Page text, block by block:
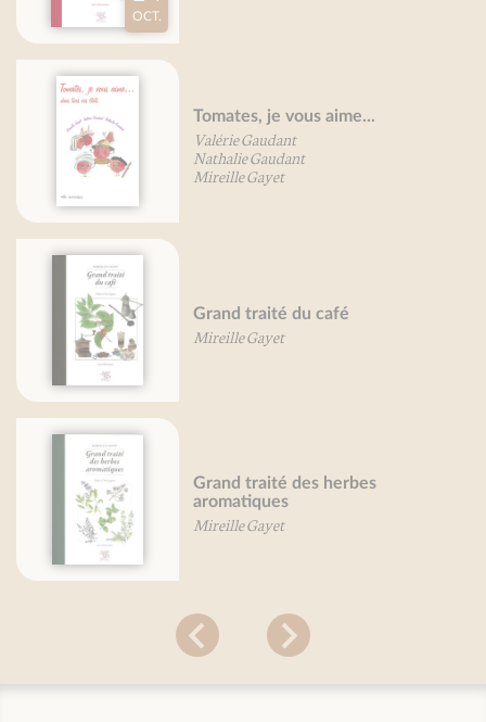
Petit traité des petits-farcis
Mireille Gayet
Grand traité des
Mireille Gayet
Petit traité du pain d'épice
Mireille Gayet